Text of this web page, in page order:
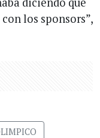
los sponsors”,